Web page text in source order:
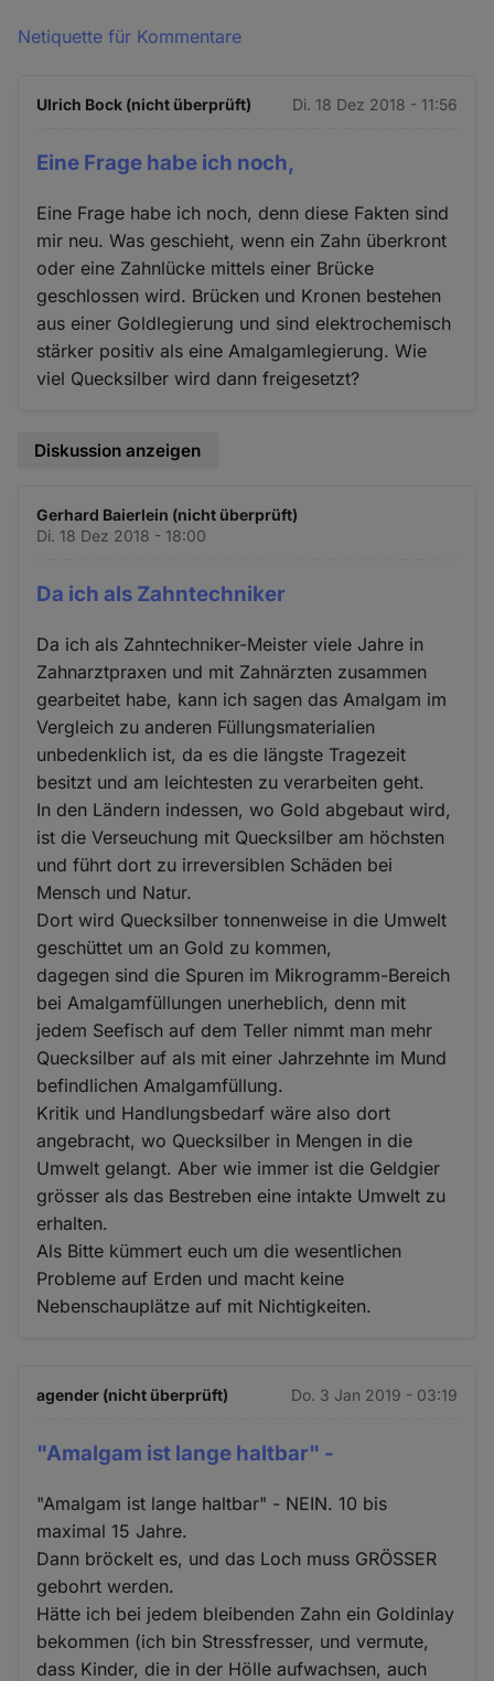
Netiquette für Kommentare
Ulrich Bock (nicht überprüft) Di. 18 Dez 2018 - 11:56
Eine Frage habe ich noch,
Eine Frage habe ich noch, denn diese Fakten sind
mir neu. Was geschieht, wenn ein Zahn überkront
oder eine Zahnlücke mittels einer Brücke
geschlossen wird. Brücken und Kronen bestehen
aus einer Goldlegierung und sind elektrochemisch
stärker positiv als eine Amalgamlegierung. Wie
viel Quecksilber wird dann freigesetzt?
Diskussion anzeigen
Gerhard Baierlein (nicht überprüft)
Di. 18 Dez 2018 - 18:00
Da ich als Zahntechniker
Da ich als Zahntechniker-Meister viele Jahre in
Zahnarztpraxen und mit Zahnärzten zusammen
gearbeitet habe, kann ich sagen das Amalgam im
Vergleich zu anderen Füllungsmaterialien
unbedenklich ist, da es die längste Tragezeit
besitzt und am leichtesten zu verarbeiten geht.
In den Ländern indessen, wo Gold abgebaut wird,
ist die Verseuchung mit Quecksilber am höchsten
und führt dort zu irreversiblen Schäden bei
Mensch und Natur.
Dort wird Quecksilber tonnenweise in die Umwelt
geschüttet um an Gold zu kommen,
dagegen sind die Spuren im Mikrogramm-Bereich
bei Amalgamfüllungen unerheblich, denn mit
jedem Seefisch auf dem Teller nimmt man mehr
Quecksilber auf als mit einer Jahrzehnte im Mund
befindlichen Amalgamfüllung.
Kritik und Handlungsbedarf wäre also dort
angebracht, wo Quecksilber in Mengen in die
Umwelt gelangt. Aber wie immer ist die Geldgier
grösser als das Bestreben eine intakte Umwelt zu
erhalten.
Als Bitte kümmert euch um die wesentlichen
Probleme auf Erden und macht keine
Nebenschauplätze auf mit Nichtigkeiten.
agender (nicht überprüft) Do. 3 Jan 2019 - 03:19
"Amalgam ist lange haltbar" -
"Amalgam ist lange haltbar" - NEIN. 10 bis
maximal 15 Jahre.
Dann bröckelt es, und das Loch muss GRÖSSER
gebohrt werden.
Hätte ich bei jedem bleibenden Zahn ein Goldinlay
bekommen (ich bin Stressfresser, und vermute,
dass Kinder, die in der Hölle aufwachsen, auch